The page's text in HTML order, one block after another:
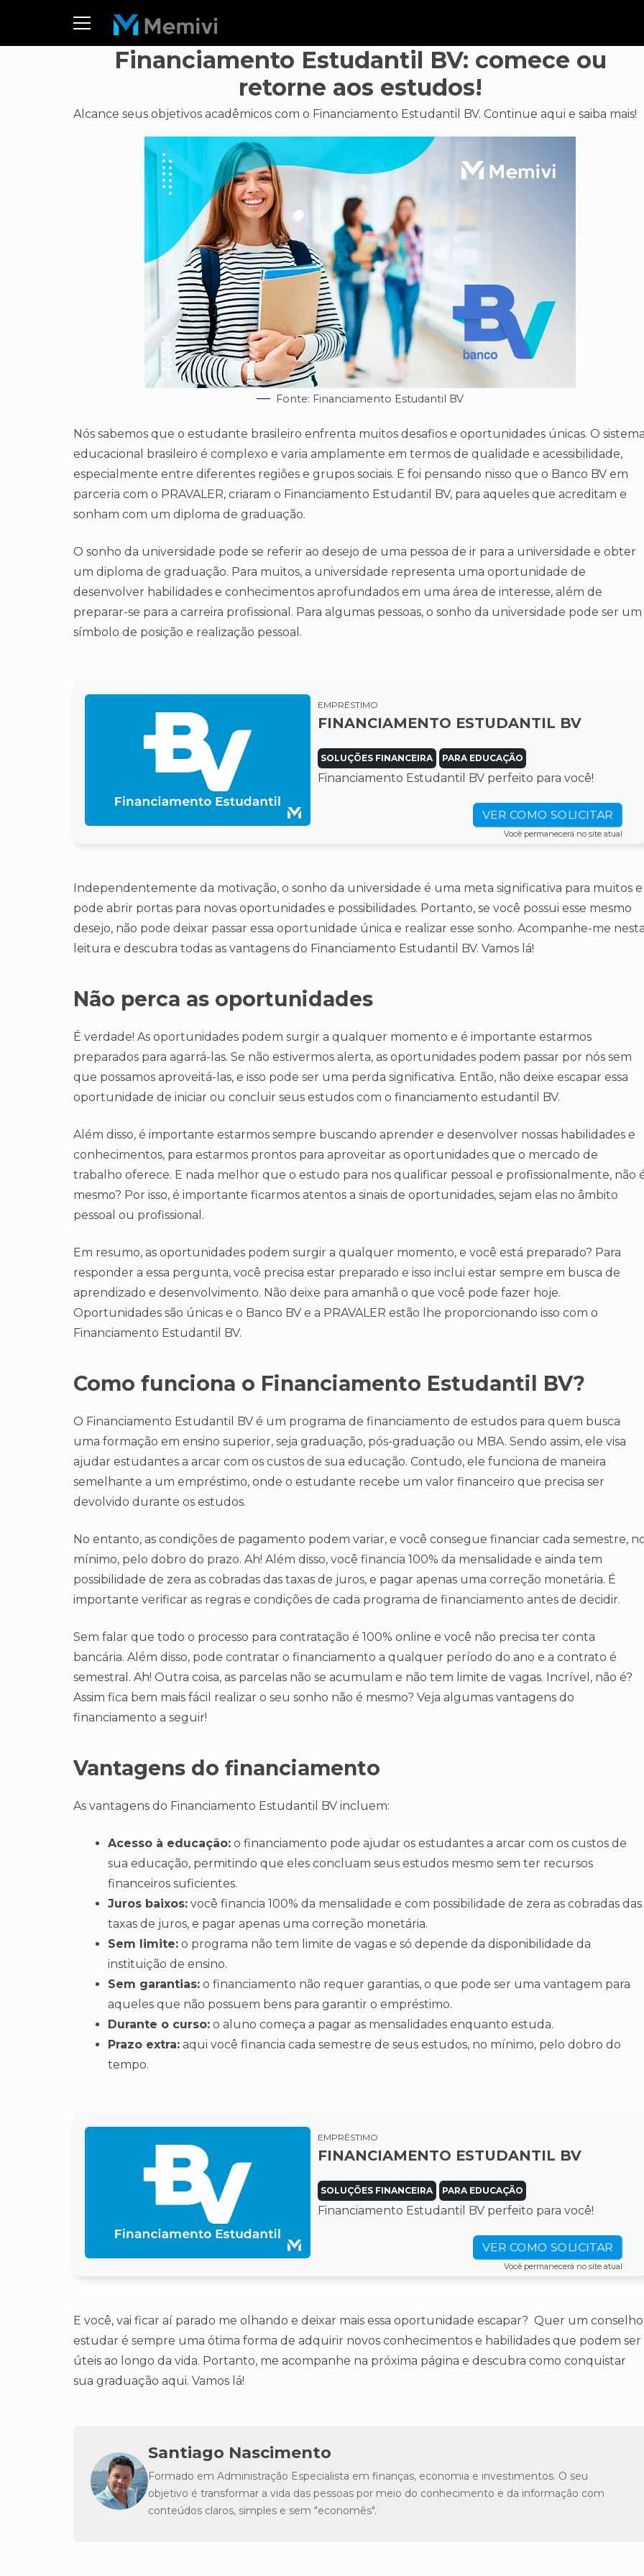
Financiamento Estudantil BV: comece ou
retorne aos estudos!
Alcance seus objetivos acadêmicos com o Financiamento Estudantil BV. Continue aqui e saiba mais!
Fonte: Financiamento Estudantil BV
Nós sabemos que o estudante brasileiro enfrenta muitos desafios e oportunidades únicas. O
educacional brasileiro é complexo e varia amplamente em termos de qualidade e acessibilidade,
especialmente entre diferentes regiões e grupos sociais. E foi pensando nisso que o Banco BV em
parceria com o PRAVALER, criaram o Financiamento Estudantil BV, para aqueles que acreditam e
sonham com um diploma de graduação.
O sonho da universidade pode se referir ao desejo de uma pessoa de ir para a universidade e obter
um diploma de graduação. Para muitos, a universidade representa uma oportunidade de
desenvolver habilidades e conhecimentos aprofundados em uma área de interesse, além de
preparar-se para a carreira profissional. Para algumas pessoas, o sonho da universidade pode ser um
símbolo de posição e realização pessoal.
EMPRÉSTIMO
FINANCIAMENTO ESTUDANTIL BV
SOLUÇÕES FINANCEIRA PARA EDUCAÇÃO
Financiamento Estudantil BV perfeito para você!
VER COMO SOLICITAR
Você permanecerá no site atual
Independentemente da motivação, o sonho da universidade é uma meta significativa para muitos e
pode abrir portas para novas oportunidades e possibilidades. Portanto, se você possui esse mesmo
desejo, não pode deixar passar essa oportunidade única e realizar esse sonho. Acompanhe-me
leitura e descubra todas as vantagens do Financiamento Estudantil BV. Vamos lá!
Não perca as oportunidades
É verdade! As oportunidades podem surgir a qualquer momento e é importante estarmos
preparados para agarrá-las. Se não estivermos alerta, as oportunidades podem passar por nós sem
que possamos aproveitá-las, e isso pode ser uma perda significativa. Então, não deixe escapar essa
oportunidade de iniciar ou concluir seus estudos com o financiamento estudantil BV.
Além disso, é importante estarmos sempre buscando aprender e desenvolver nossas habilidades e
conhecimentos, para estarmos prontos para aproveitar as oportunidades que o mercado de
trabalho oferece. E nada melhor que o estudo para nos qualificar pessoal e profissionalmente, não
mesmo? Por isso, é importante ficarmos atentos a sinais de oportunidades, sejam elas no âmbito
pessoal ou profissional.
Em resumo, as oportunidades podem surgir a qualquer momento, e você está preparado? Para
responder a essa pergunta, você precisa estar preparado e isso inclui estar sempre em busca de
aprendizado e desenvolvimento. Não deixe para amanhã o que você pode fazer hoje.
Oportunidades são únicas e o Banco BV e a PRAVALER estão lhe proporcionando isso com o
Financiamento Estudantil BV.
Como funciona o Financiamento Estudantil BV?
O Financiamento Estudantil BV é um programa de financiamento de estudos para quem busca
uma formação em ensino superior, seja graduação, pós-graduação ou MBA. Sendo assim, ele visa
ajudar estudantes a arcar com os custos de sua educação. Contudo, ele funciona de maneira
semelhante a um empréstimo, onde o estudante recebe um valor financeiro que precisa ser
devolvido durante os estudos.
No entanto, as condições de pagamento podem variar, e você consegue financiar cada semestre,
mínimo, pelo dobro do prazo. Ah! Além disso, você financia 100% da mensalidade e ainda tem
possibilidade de zera as cobradas das taxas de juros, e pagar apenas uma correção monetária. É
importante verificar as regras e condições de cada programa de financiamento antes de decidir.
Sem falar que todo o processo para contratação é 100% online e você não precisa ter conta
bancária. Além disso, pode contratar o financiamento a qualquer período do ano e a contrato é
semestral. Ah! Outra coisa, as parcelas não se acumulam e não tem limite de vagas. Incrível, não é?
Assim fica bem mais fácil realizar o seu sonho não é mesmo? Veja algumas vantagens do
financiamento a seguir!
Vantagens do financiamento
As vantagens do Financiamento Estudantil BV incluem:
Acesso à educação: o financiamento pode ajudar os estudantes a arcar com os custos de
sua educação, permitindo que eles concluam seus estudos mesmo sem ter recursos
financeiros suficientes.
Juros baixos: você financia 100% da mensalidade e com possibilidade de zera as cobradas das
taxas de juros, e pagar apenas uma correção monetária.
Sem limite: o programa não tem limite de vagas e só depende da disponibilidade da
instituição de ensino.
Sem garantias: o financiamento não requer garantias, o que pode ser uma vantagem para
aqueles que não possuem bens para garantir o empréstimo.
Durante o curso: o aluno começa a pagar as mensalidades enquanto estuda.
Prazo extra: aqui você financia cada semestre de seus estudos, no mínimo, pelo dobro do
tempo.
EMPRÉSTIMO
FINANCIAMENTO ESTUDANTIL BV
SOLUÇÕES FINANCEIRA PARA EDUCAÇÃO
Financiamento Estudantil BV perfeito para você!
VER COMO SOLICITAR
Você permanecerá no site atual
E você, vai ficar aí parado me olhando e deixar mais essa oportunidade escapar? Quer um
estudar é sempre uma ótima forma de adquirir novos conhecimentos e habilidades que podem ser
úteis ao longo da vida. Portanto, me acompanhe na próxima página e descubra como conquistar
sua graduação aqui. Vamos lá!
Santiago Nascimento
Formado em Administração Especialista em finanças, economia e investimentos. O seu
objetivo é transformar a vida das pessoas por meio do conhecimento e da informação com
conteúdos claros, simples e sem "economês".